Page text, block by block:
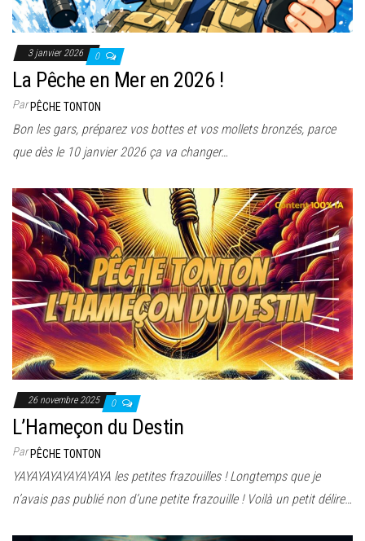
3 janvier 2026 0
La Pêche en Mer en 2026 !
ParPÊCHE TONTON
Bon les gars, préparez vos bottes et vos mollets bronzés, parce
que dès le 10 janvier 2026 ça va changer…
26 novembre 2025 0
L’Hameçon du Destin
ParPÊCHE TONTON
YAYAYAYAYAYAYAYA les petites frazouilles ! Longtemps que je
n’avais pas publié non d’une petite frazouille ! Voilà un petit délire…